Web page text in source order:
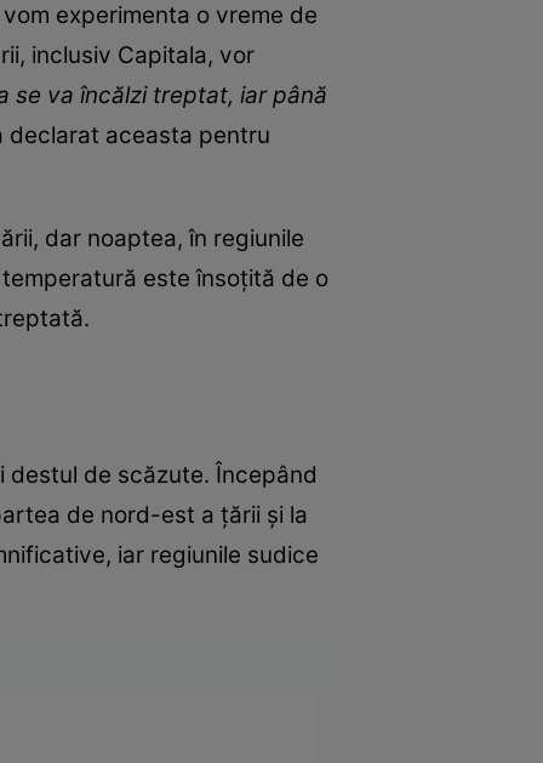
experimenta o vreme de
inclusiv Capitala, vor
se va încălzi treptat, iar până
declarat aceasta pentru
dar noaptea, în regiunile
este însoțită de o
de scăzute. Începând
de nord-est a țării și la
iar regiunile sudice